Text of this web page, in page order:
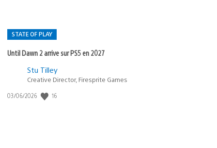
STATE OF PLAY
Until Dawn 2 arrive sur PS5 en 2027
Postée
:
Stu Tilley
Creative Director, Firesprite Games
Date
03/06/2026 16